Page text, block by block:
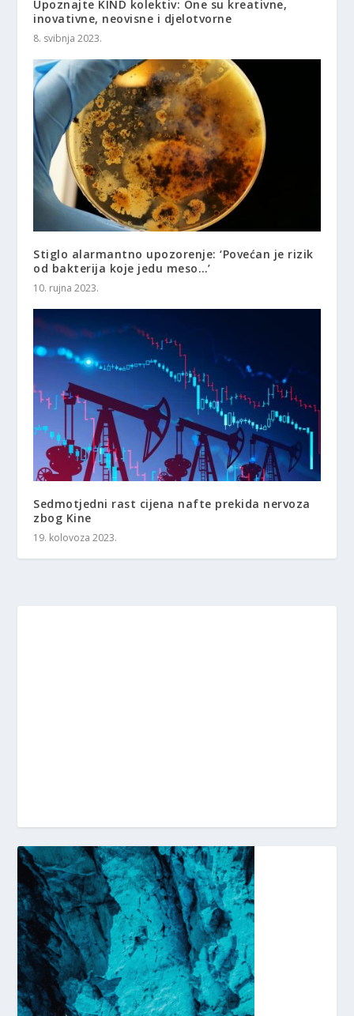
Upoznajte KIND kolektiv: One su kreativne,
inovativne, neovisne i djelotvorne
8. svibnja 2023.
Stiglo alarmantno upozorenje: ‘Povećan je rizik
od bakterija koje jedu meso…’
10. rujna 2023.
Sedmotjedni rast cijena nafte prekida nervoza
zbog Kine
19. kolovoza 2023.